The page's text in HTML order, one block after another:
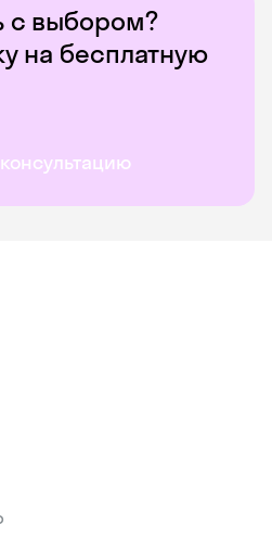
с выбором?
на бесплатную